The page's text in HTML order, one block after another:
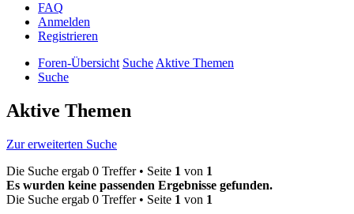
FAQ
Anmelden
Registrieren
Foren-Übersicht SucheAktive Themen
Suche
Aktive Themen
Zur erweiterten Suche
Die Suche ergab 0 Treffer • Seite 1 von 1
Es wurden keine passenden Ergebnisse gefunden.
Die Suche ergab 0 Treffer • Seite 1 von 1